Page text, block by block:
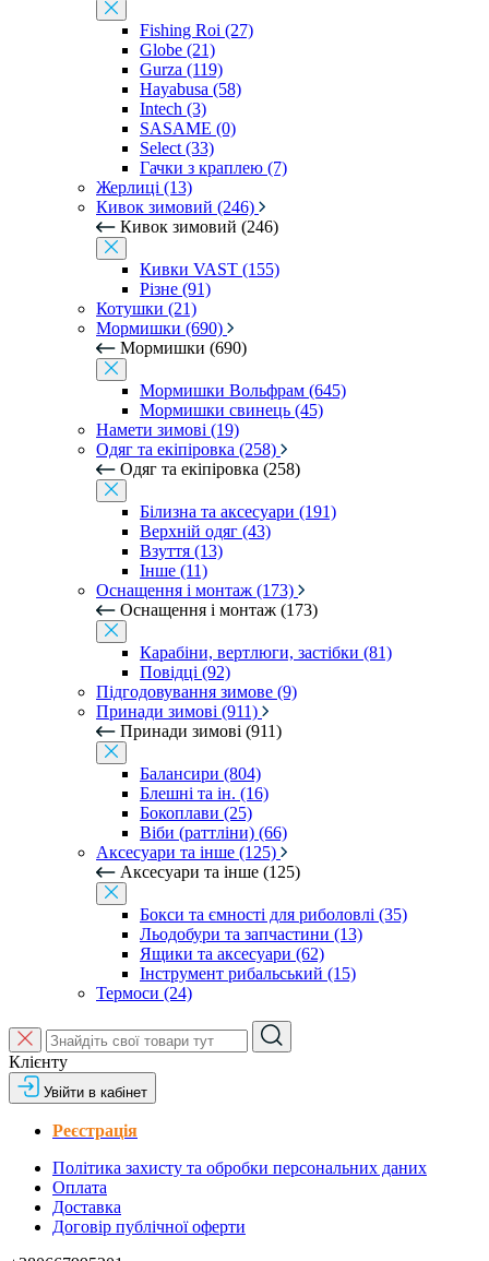
Fishing Roi (27)
Globe (21)
Gurza (119)
Hayabusa (58)
Intech (3)
SASAME (0)
Select (33)
Гачки з краплею (7)
Жерлиці (13)
Кивок зимовий (246)
Кивок зимовий (246)
Кивки VAST (155)
Різне (91)
Котушки (21)
Мормишки (690)
Мормишки (690)
Мормишки Вольфрам (645)
Мормишки свинець (45)
Намети зимові (19)
Одяг та екіпіровка (258)
Одяг та екіпіровка (258)
Білизна та аксесуари (191)
Верхній одяг (43)
Взуття (13)
Інше (11)
Оснащення і монтаж (173)
Оснащення і монтаж (173)
Карабіни, вертлюги, застібки (81)
Повідці (92)
Підгодовування зимове (9)
Принади зимові (911)
Принади зимові (911)
Балансири (804)
Блешні та ін. (16)
Бокоплави (25)
Віби (раттліни) (66)
Аксесуари та інше (125)
Аксесуари та інше (125)
Бокси та ємності для риболовлі (35)
Льодобури та запчастини (13)
Ящики та аксесуари (62)
Інструмент рибальський (15)
Термоси (24)
Клієнту
Увійти в кабінет
Реєстрація
Політика захисту та обробки персональних даних
Оплата
Доставка
Договір публічної оферти